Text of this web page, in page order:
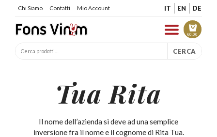
Chi Siamo Contatti Mio Account IT EN DE
€0.00
CERCA
Tua Rita
Il nome dell’azienda si deve ad una semplice
inversione fra il nome e il cognome di Rita Tua.